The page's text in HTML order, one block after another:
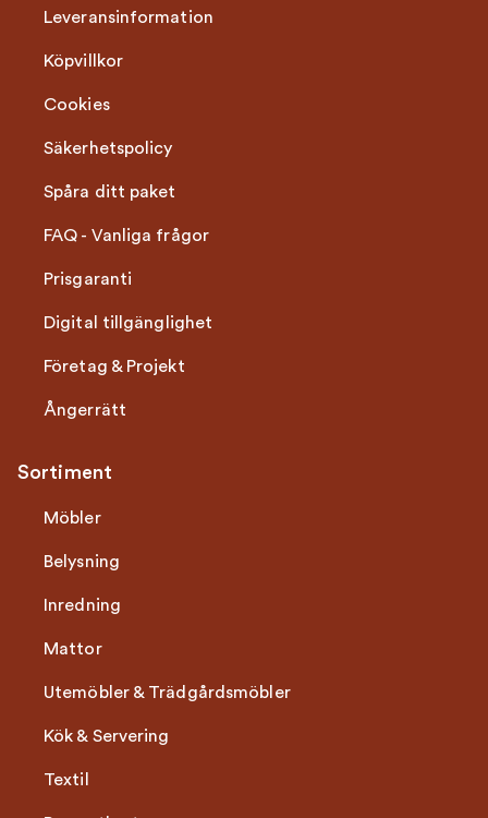
Leveransinformation
Köpvillkor
Cookies
Säkerhetspolicy
Spåra ditt paket
FAQ - Vanliga frågor
Prisgaranti
Digital tillgänglighet
Företag & Projekt
Ångerrätt
Sortiment
Möbler
Belysning
Inredning
Mattor
Utemöbler & Trädgårdsmöbler
Kök & Servering
Textil